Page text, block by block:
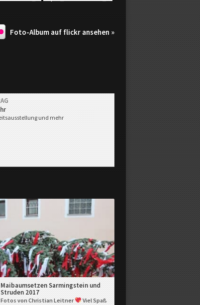
Foto-Album auf flickr ansehen »
und mehr
Maibaumsetzen Sarmingstein und
Struden 2017
Fotos von Christian Leitner
Viel Spaß